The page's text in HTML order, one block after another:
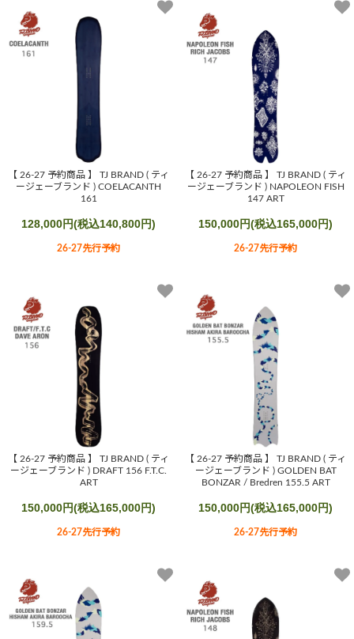
【 26-27 予約商品 】 TJ BRAND ( ティ
ージェーブランド ) COELACANTH
161
128,000円(税込140,800円)
26-27先行予約
【 26-27 予約商品 】 TJ BRAND ( ティ
ージェーブランド ) NAPOLEON FISH
147 ART
150,000円(税込165,000円)
26-27先行予約
【 26-27 予約商品 】 TJ BRAND ( ティ
ージェーブランド ) DRAFT 156 F.T.C.
ART
150,000円(税込165,000円)
26-27先行予約
【 26-27 予約商品 】 TJ BRAND ( ティ
ージェーブランド ) GOLDEN BAT
BONZAR / Bredren 155.5 ART
150,000円(税込165,000円)
26-27先行予約